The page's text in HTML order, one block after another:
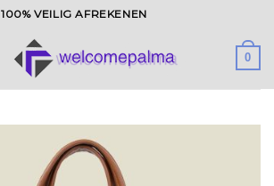
100% VEILIG AFREKENEN
0